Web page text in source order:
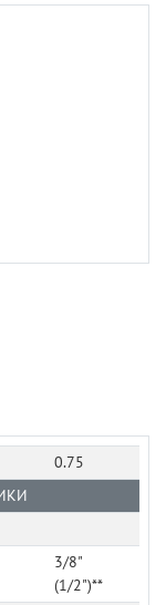
0.75
3/8"
(1/2")**